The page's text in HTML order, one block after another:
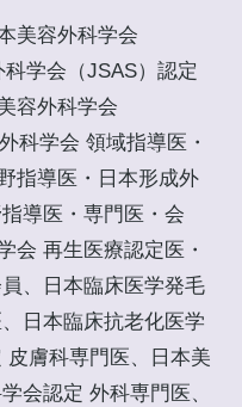
美容外科学会
科学会（JSAS）認定
容外科学会
科学会 領域指導医・
指導医・日本形成外
導医・専門医・会
会 再生医療認定医・
、日本臨床医学発毛
日本臨床抗老化医学
膚科専門医、日本美
会認定 外科専門医、